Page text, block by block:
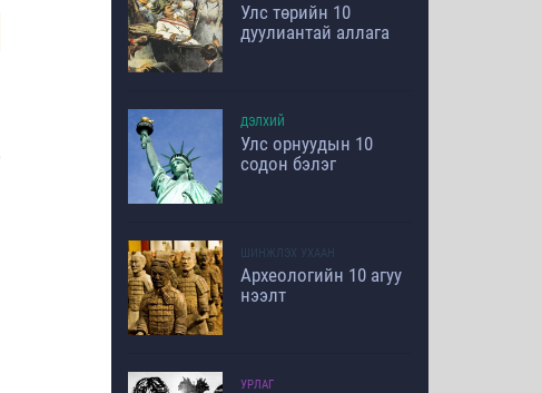
Улс төрийн 10
дуулиантай аллага
ДЭЛХИЙ
Улс орнуудын 10
содон бэлэг
ШИНЖЛЭХ УХААН
Археологийн 10 агуу
нээлт
УРЛАГ